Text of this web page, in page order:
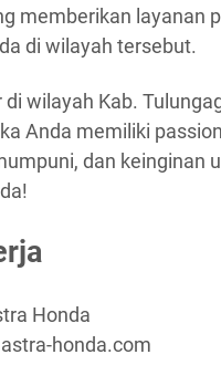
memberikan layanan
di wilayah tersebut.
wilayah Kab.
Anda memiliki
dan keinginan
Honda
honda.com